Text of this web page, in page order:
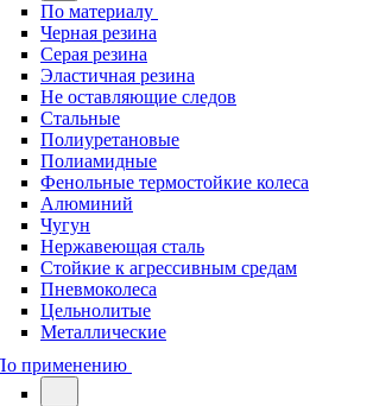
По материалу
Черная резина
Серая резина
Эластичная резина
Не оставляющие следов
Стальные
Полиуретановые
Полиамидные
Фенольные термостойкие колеса
Алюминий
Чугун
Нержавеющая сталь
Стойкие к агрессивным средам
Пневмоколеса
Цельнолитые
Металлические
применению